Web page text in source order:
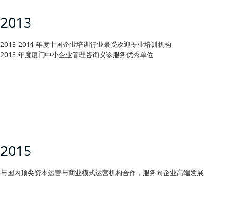
2013
2013-2014 年度中国企业培训行业最受欢迎专业培训机构
2013 年度厦门中小企业管理咨询义诊服务优秀单位
2015
与国内顶尖资本运营与商业模式运营机构合作，服务向企业高端发展